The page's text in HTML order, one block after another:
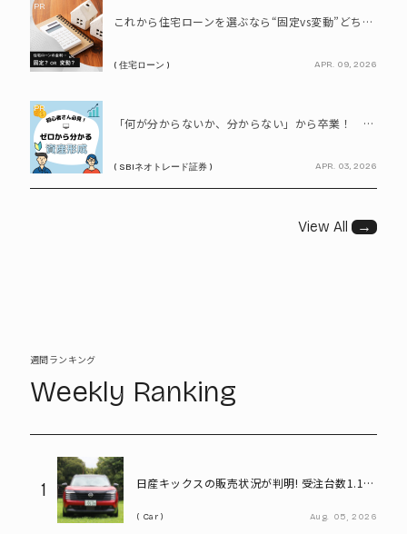
PR
これから住宅ローンを選ぶなら“固定vs変動”どちらが正解? 9割が利用したいと答えた「いま決めなくてもいい」ローンとは!?
( 住宅ローン ) APR. 09, 2026
PR
「何が分からないか、分からない」から卒業！ SBIネオトレード証券で学ぶ、はじめての資産形成
( SBIネオトレード証券 ) APR. 03, 2026
View All →
週間ランキング
Weekly Ranking
1
日産キックスの販売状況が判明! 受注台数1.1台
Car Aug. 05, 2026